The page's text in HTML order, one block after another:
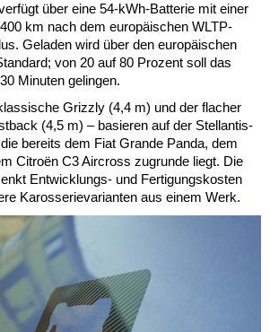
über eine 54-kWh-Batterie mit einer
km nach dem europäischen WLTP-
Geladen wird über den europäischen
von 20 auf 80 Prozent soll das
Minuten gelingen.
Grizzly (4,4 m) und der flacher
(4,5 m) – basieren auf der Stellantis-
bereits dem Fiat Grande Panda, dem
Citroën C3 Aircross zugrunde liegt. Die
Entwicklungs- und Fertigungskosten
Karosserievarianten aus einem Werk.